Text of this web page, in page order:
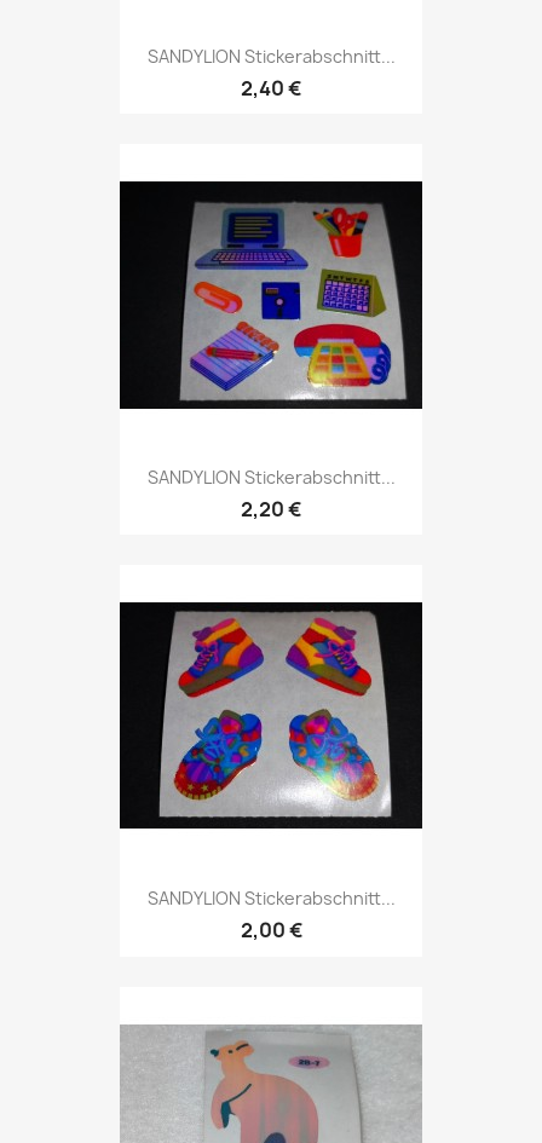
SANDYLION Stickerabschnitt...
2,40 €
SANDYLION Stickerabschnitt...
2,20 €
SANDYLION Stickerabschnitt...
2,00 €